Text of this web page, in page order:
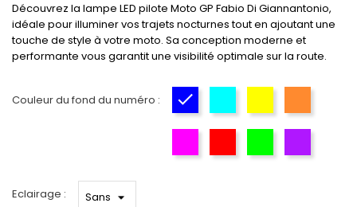
Découvrez la lampe LED pilote Moto GP Fabio Di Giannantonio,
idéale pour illuminer vos trajets nocturnes tout en ajoutant une
touche de style à votre moto. Sa conception moderne et
performante vous garantit une visibilité optimale sur la route.
Couleur du fond du numéro :
Eclairage :